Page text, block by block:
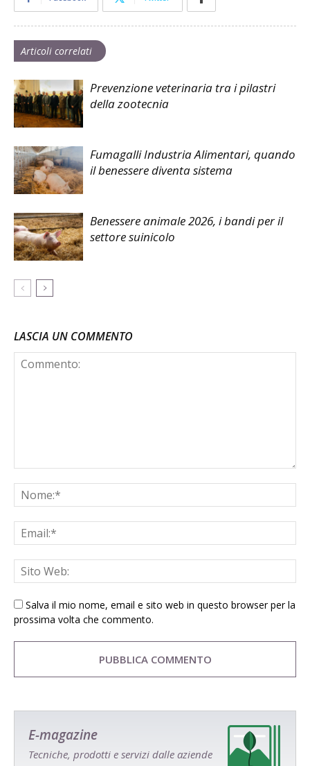
Articoli correlati
Prevenzione veterinaria tra i pilastri
della zootecnia
Fumagalli Industria Alimentari, quando
il benessere diventa sistema
Benessere animale 2026, i bandi per il
settore suinicolo
LASCIA UN COMMENTO
Salva il mio nome, email e sito web in questo browser per la
prossima volta che commento.
E-magazine
Tecniche, prodotti e servizi dalle aziende